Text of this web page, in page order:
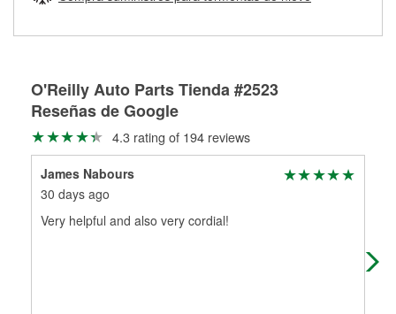
partes de reemplazo correctas para tu reparación.
O'Reilly Auto Parts Tienda #2523
Reseñas de Google
4.3 rating of 194 reviews
James Nabours
30 days ago
Very helpful and also very cordial!
of